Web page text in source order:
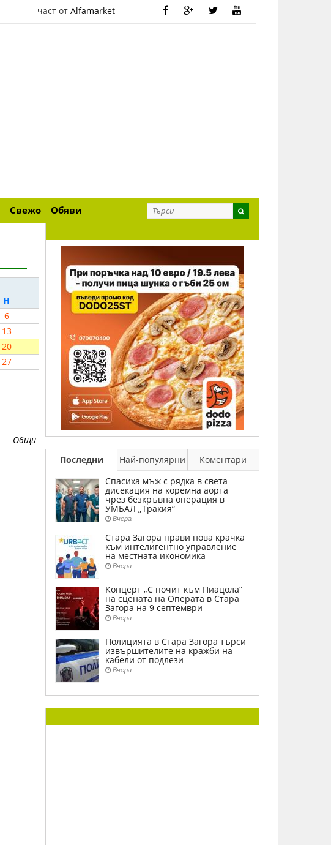
част от Alfamarket
Свежо Обяви
Н
6
13
20
27
Общи
Последни
Най-популярни
Коментари
Спасиха мъж с рядка в света
дисекация на коремна аорта
чрез безкръвна операция в
УМБАЛ „Тракия“
Вчера
Стара Загора прави нова крачка
към интелигентно управление
на местната икономика
Вчера
Концерт „С почит към Пиацола“
на сцената на Операта в Стара
Загора на 9 септември
Вчера
Полицията в Стара Загора търси
извършителите на кражби на
кабели от подлези
Вчера